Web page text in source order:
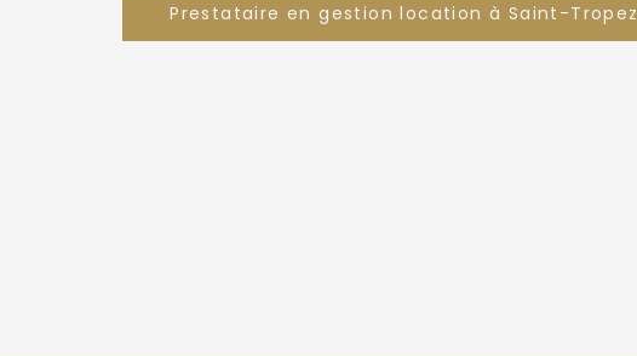
Prestataire en gestion location à Saint-Tropez